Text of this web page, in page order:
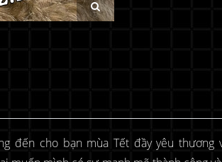
đến cho bạn mùa Tết đầy yêu thương